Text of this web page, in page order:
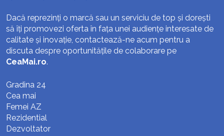
Dacă reprezinți o marcă sau un serviciu de top și dorești
să îți promovezi oferta în fața unei audiențe interesate de
calitate și inovație, contactează-ne acum pentru a
discuta despre oportunitățile de colaborare pe
CeaMai.ro.
Gradina 24
Cea mai
Femei AZ
Rezidential
Dezvoltator